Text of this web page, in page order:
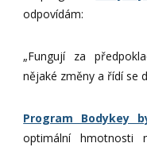
odpovídám:
„Fungují za
nějaké změny a řídí se
Program Bodykey
optimální hmotnosti